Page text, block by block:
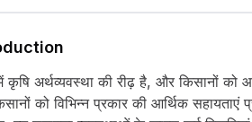
कृषि अर्थव्यवस्था की रीढ़ है, और किसानों को
किसानों को विभिन्न प्रकार की आर्थिक